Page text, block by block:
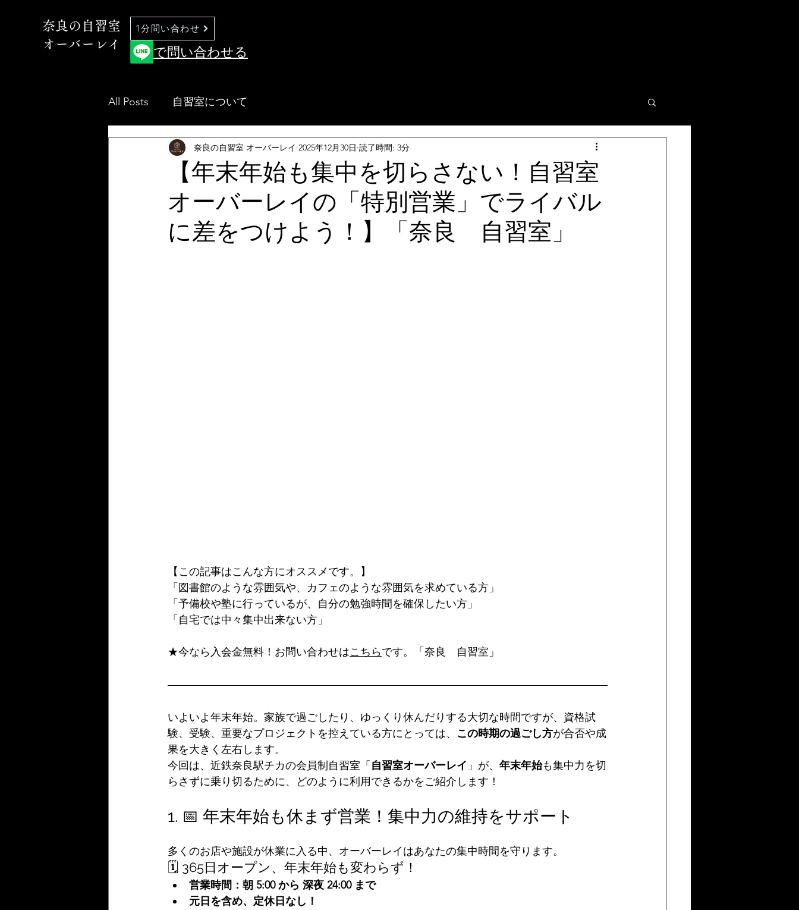
奈良の自習室
オーバーレイ
1分問い合わせ
で問い合わせる
All Posts 自習室について
【年末年始も集中を切らさない！自習室
オーバーレイの「特別営業」でライバル
に差をつけよう！】「奈良 自習室」
奈良の自習室 オーバーレイ 2025年12月30日 読了時間: 3分
【この記事はこんな方にオススメです。】
「図書館のような雰囲気や、カフェのような雰囲気を求めている方」
「予備校や塾に行っているが、自分の勉強時間を確保したい方」
「自宅では中々集中出来ない方」
★今なら入会金無料！お問い合わせはこちらです。「奈良　自習室」
いよいよ年末年始。家族で過ごしたり、ゆっくり休んだりする大切な時間ですが、資格試
験、受験、重要なプロジェクトを控えている方にとっては、 この時期の過ごし方が合否や成
果を大きく左右します。
今回は、近鉄奈良駅チカの会員制自習室「 自習室オーバーレイ 」が、 年末年始も集中力を切
らさずに乗り切るために、どのように利用できるかをご紹介します！
1. 📅 年末年始も休まず営業！集中力の維持をサポート
多くのお店や施設が休業に入る中、オーバーレイはあなたの集中時間を守ります。
🗓️ 365日オープン、年末年始も変わらず！
営業時間：朝 5:00 から 深夜 24:00 まで
元日を含め、定休日なし！